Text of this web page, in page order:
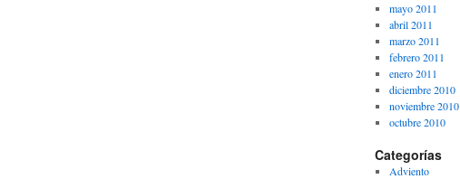
mayo 2011
abril 2011
marzo 2011
febrero 2011
enero 2011
diciembre 2010
noviembre 2010
octubre 2010
Categorías
Adviento